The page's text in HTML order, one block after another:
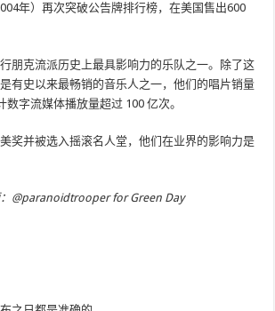
年）再次突破公告牌排行榜，在美国售出600
朋克流派历史上最具影响力的乐队之一。除了这
有史以来最畅销的音乐人之一，他们的唱片销量
数字流媒体播放量超过 100 亿次。
奖并被选入摇滚名人堂，他们在业界的影响力是
@paranoidtrooper for Green Day